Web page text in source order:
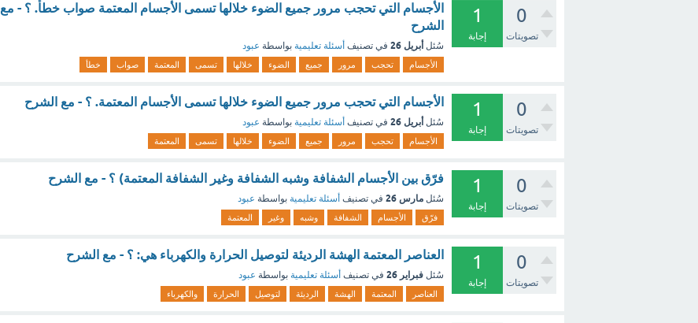
0
تصويتات
1
إجابة
الأجسام التي تحجب مرور جميع الضوء خلالها تسمى الأجسام المعتمة صواب خطأ. ؟ - مع
الشرح
سُئل أبريل 26 في تصنيف أسئلة تعليمية بواسطة عبود
الأجسام تحجب مرور جميع الضوء خلالها تسمى المعتمة صواب خطأ
0
تصويتات
1
إجابة
الأجسام التي تحجب مرور جميع الضوء خلالها تسمى الأجسام المعتمة. ؟ - مع الشرح
سُئل أبريل 26 في تصنيف أسئلة تعليمية بواسطة عبود
الأجسام تحجب مرور جميع الضوء خلالها تسمى المعتمة
0
تصويتات
1
إجابة
فرّق بين الأجسام الشفافة وشبه الشفافة وغير الشفافة المعتمة) ؟ - مع الشرح
سُئل مارس 26 في تصنيف أسئلة تعليمية بواسطة عبود
فرّق الأجسام الشفافة وشبه وغير المعتمة
0
تصويتات
1
إجابة
العناصر المعتمة الهشة الرديئة لتوصيل الحرارة والكهرباء هي: ؟ - مع الشرح
سُئل فبراير 26 في تصنيف أسئلة تعليمية بواسطة عبود
العناصر المعتمة الهشة الرديئة لتوصيل الحرارة والكهرباء